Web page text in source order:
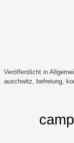
Veröffentlicht in
auschwitz
befreiung